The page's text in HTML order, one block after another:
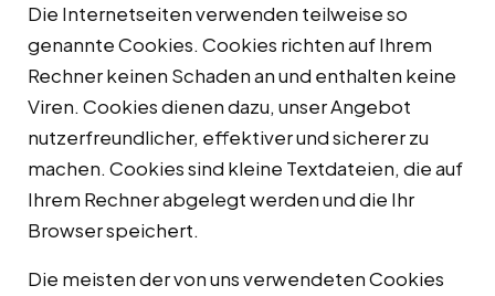
Die Internetseiten verwenden teilweise so
genannte Cookies. Cookies richten auf Ihrem
Rechner keinen Schaden an und enthalten keine
Viren. Cookies dienen dazu, unser Angebot
nutzerfreundlicher, effektiver und sicherer zu
machen. Cookies sind kleine Textdateien, die auf
Ihrem Rechner abgelegt werden und die Ihr
Browser speichert.
Die meisten der von uns verwendeten Cookies